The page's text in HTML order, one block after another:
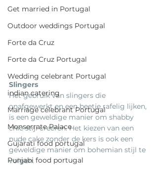
Get married in Portugal
Outdoor weddings Portugal
Forte da Cruz
Forte da Cruz Portugal
Wedding celebrant Portugal
indian catering
Marriage celebrant Portugal
Monserrate Palace
Gujarati food portugal
Punjabi food portugal
Slingers
Het gebruik van slingers die
onafgewerkt en een beetje rafelig lijken,
is een geweldige manier om shabby
chic stijl creëren. Het kiezen van een
nude cake zonder de kers is ook een
geweldige manier om bohemian stijl te
volgen.